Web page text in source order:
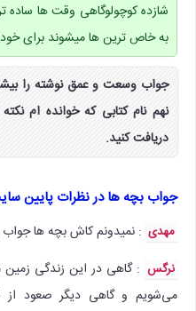
شازده کوچولوگاهی وقت ها ساده
به خاص ترین ها میشوند برای
نهم نام کتابی که خوانده ام
دریافت کنید.
جواب بچه ها در نظرات پایین
مهدی : نمیدونم کاش بچه ها
نرگس : گاهی در این زندگی زمین
می‌شویم و گاهی دیگر صعود از